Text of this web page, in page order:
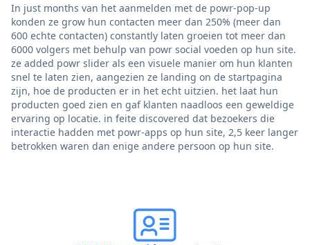
In just months van het aanmelden met de powr-pop-up
konden ze grow hun contacten meer dan 250% (meer dan
600 echte contacten) constantly laten groeien tot meer dan
6000 volgers met behulp van powr social voeden op hun site.
ze added powr slider als een visuele manier om hun klanten
snel te laten zien, aangezien ze landing on de startpagina
zijn, hoe de producten er in het echt uitzien. het laat hun
producten goed zien en gaf klanten naadloos een geweldige
ervaring op locatie. in feite discovered dat bezoekers die
interactie hadden met powr-apps op hun site, 2,5 keer langer
betrokken waren dan enige andere persoon op hun site.